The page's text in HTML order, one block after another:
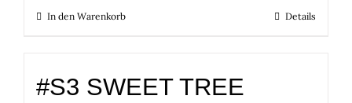
In den Warenkorb Details
#S3 SWEET TREE